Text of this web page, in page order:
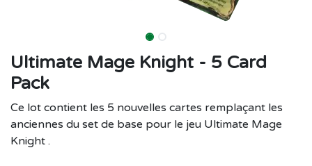
Ultimate Mage Knight - 5 Card
Pack
Ce lot contient les 5 nouvelles cartes remplaçant les
anciennes du set de base pour le jeu Ultimate Mage
Knight .